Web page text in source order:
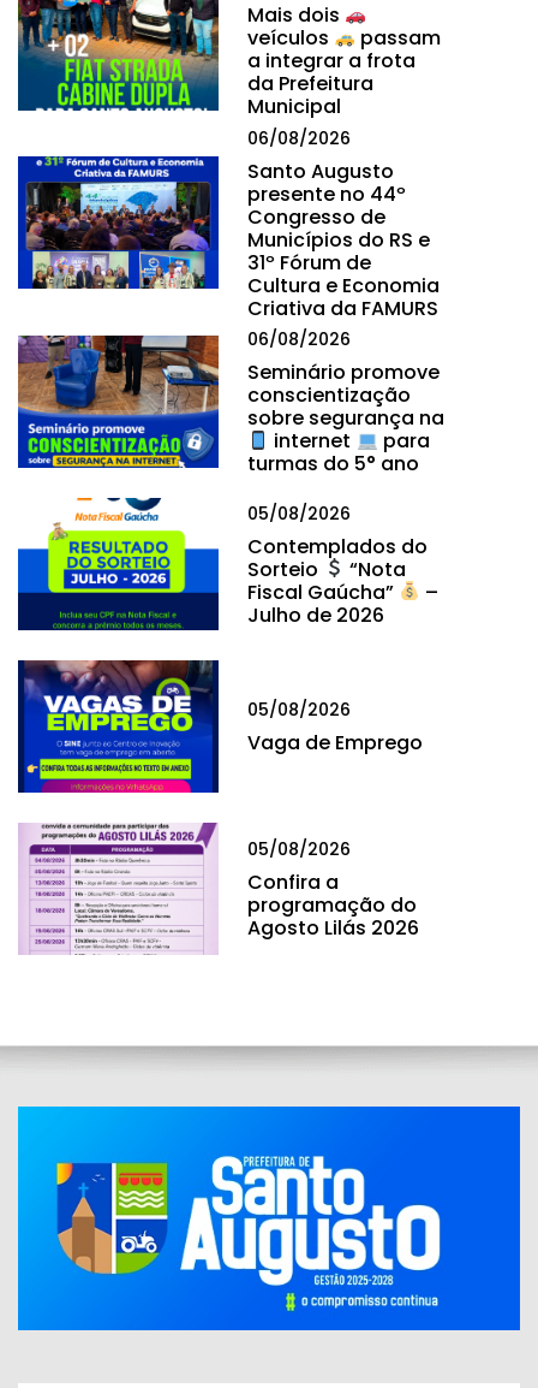
Mais dois
veículos
passam
a integrar a frota
da Prefeitura
Municipal
06/08/2026
Santo Augusto
presente no 44º
Congresso de
Municípios do RS e
31º Fórum de
Cultura e Economia
Criativa da FAMURS
06/08/2026
Seminário promove
conscientização
sobre segurança na
internet
para
turmas do 5° ano
05/08/2026
Contemplados do
Sorteio
“Nota
Fiscal Gaúcha”
–
Julho de 2026
05/08/2026
Vaga de Emprego
05/08/2026
Confira a
programação do
Agosto Lilás 2026